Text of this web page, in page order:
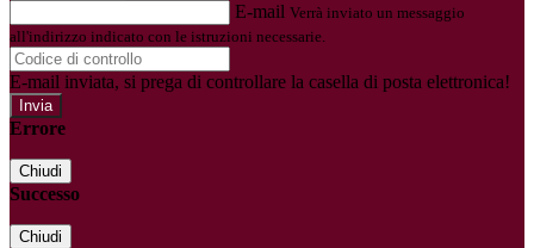
E-mail Verrà inviato un messaggio
all'indirizzo indicato con le istruzioni necessarie.
E-mail inviata, si prega di controllare la casella di posta elettronica!
Errore
Chiudi
Successo
Chiudi